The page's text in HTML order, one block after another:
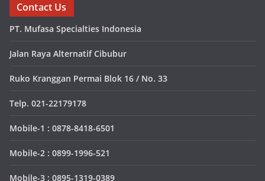
Contact Us
PT. Mufasa Specialties Indonesia
Jalan Raya Alternatif Cibubur
Ruko Kranggan Permai Blok 16 / No. 33
Telp. 021-22179178
Mobile-1 : 0878-8418-6501
Mobile-2 : 0899-1996-521
Mobile-3 : 0895-1319-0389